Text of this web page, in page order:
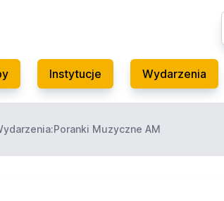
Instytucje Wydarzenia
Muzyczne AM